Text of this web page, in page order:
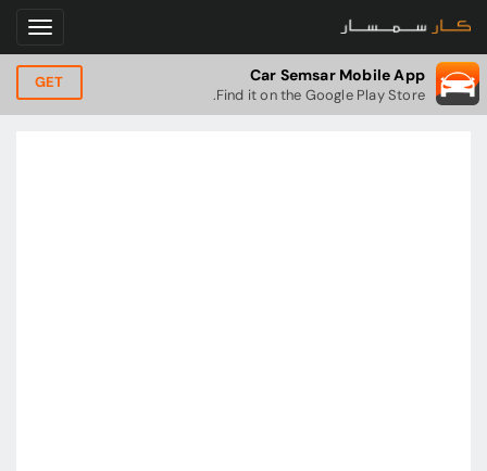
Car Semsar Mobile App
Find it on the Google Play Store.
GET